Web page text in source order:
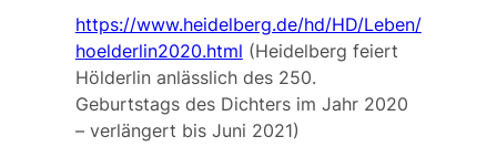
https://www.heidelberg.de/hd/HD/Leben/
hoelderlin2020.html (Heidelberg feiert
Hölderlin anlässlich des 250.
Geburtstags des Dichters im Jahr 2020
– verlängert bis Juni 2021)